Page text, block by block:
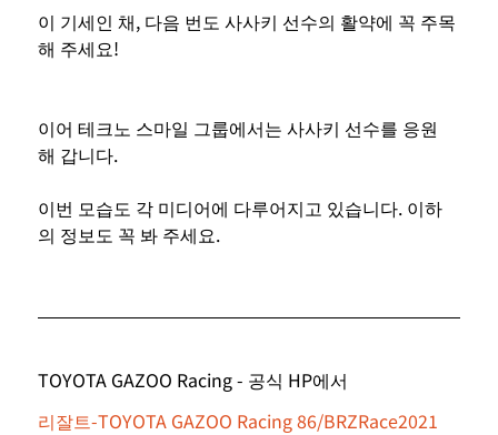
이 기세인 채, 다음 번도 사사키 선수의 활약에 꼭 주목
해 주세요!
이어 테크노 스마일 그룹에서는 사사키 선수를 응원
해 갑니다.
이번 모습도 각 미디어에 다루어지고 있습니다. 이하
의 정보도 꼭 봐 주세요.
TOYOTA GAZOO Racing - 공식 HP에서
리잘트-TOYOTA GAZOO Racing 86/BRZRace2021